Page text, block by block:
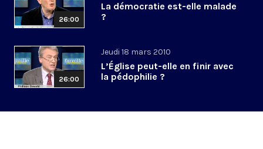
26:00
La démocratie est-elle malade
?
26:00
Jeudi 18 mars 2010
L’Église peut-elle en finir avec
la pédophilie ?